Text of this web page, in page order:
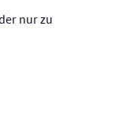
nur zu